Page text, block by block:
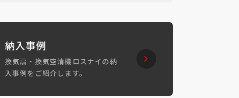
納入事例
換気扇・換気空清機ロスナイの納
入事例をご紹介します。